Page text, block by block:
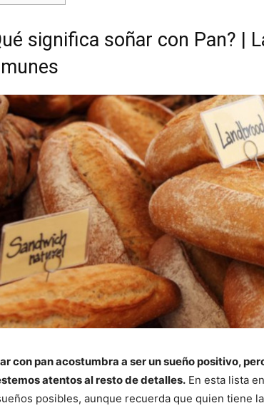
significa soñar con Pan? |
con pan acostumbra a ser un sueño positivo,
atentos al resto de detalles. En esta lista
posibles, aunque recuerda que quien tiene